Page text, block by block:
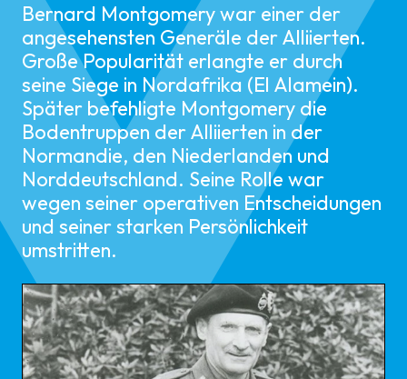
Bernard Montgomery war einer der
angesehensten Generäle der Alliierten.
Große Popularität erlangte er durch
seine Siege in Nordafrika (El Alamein).
Später befehligte Montgomery die
Bodentruppen der Alliierten in der
Normandie, den Niederlanden und
Norddeutschland. Seine Rolle war
wegen seiner operativen Entscheidungen
und seiner starken Persönlichkeit
umstritten.